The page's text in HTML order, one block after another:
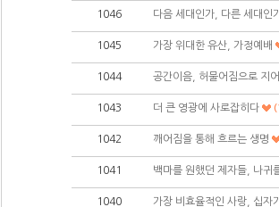
1046 다음 세대인가, 다른 세대인
1045 가장 위대한 유산, 가정예배
1044 공간이음, 허물어짐으로 지
1043 더 큰 영광에 사로잡히다
1042 깨어짐을 통해 흐르는 생명
1041 백마를 원했던 제자들, 나귀
1040 가장 비효율적인 사랑, 십자